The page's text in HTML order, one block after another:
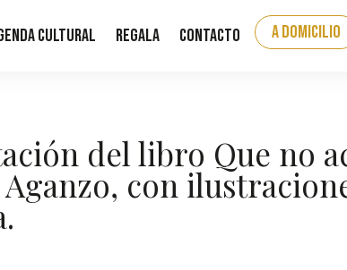
Cultural Regala Contacto a domicilio
del libro Que no
con